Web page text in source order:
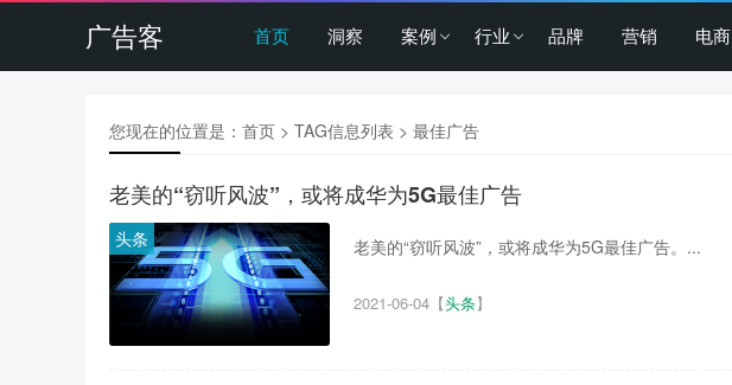
广告客 首页 洞察 案例 行业 品牌 营销 电商
您现在的位置是： 首页 > TAG信息列表 > 最佳广告
老美的“窃听风波”，或将成华为5G最佳广告
头条 老美的“窃听风波”，或将成华为5G最佳广告。...
2021-06-04【头条】